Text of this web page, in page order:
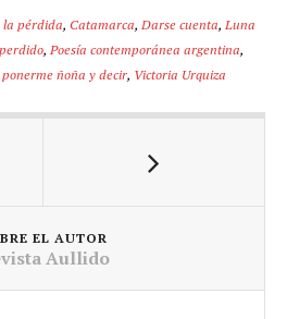
la pérdida, Catamarca, Darse cuenta, Luna
, Poesía contemporánea argentina,
ponerme ñoña y decir, Victoria Urquiza
EL AUTOR
Aullido